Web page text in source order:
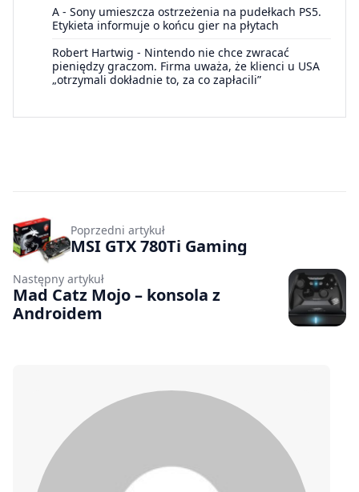
A - Sony umieszcza ostrzeżenia na pudełkach PS5.
Etykieta informuje o końcu gier na płytach
Robert Hartwig - Nintendo nie chce zwracać
pieniędzy graczom. Firma uważa, że klienci u USA
„otrzymali dokładnie to, za co zapłacili”
Poprzedni artykuł
MSI GTX 780Ti Gaming
Następny artykuł
Mad Catz Mojo – konsola z
Androidem